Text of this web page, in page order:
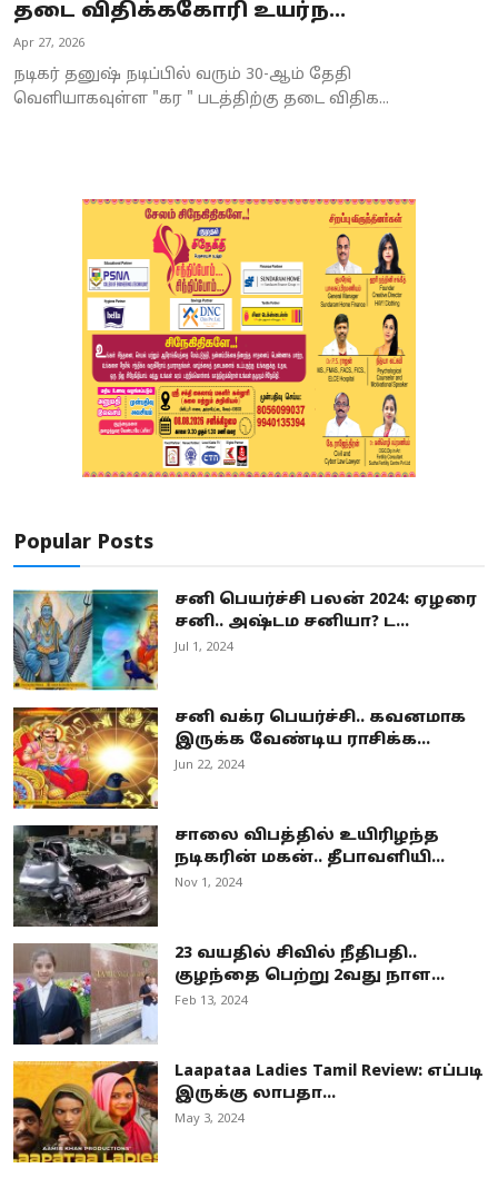
Spirituality
Weather
தடை விதிக்ககோரி உயர்ந...
Apr 27, 2026
நடிகர் தனுஷ் நடிப்பில் வரும் 30-ஆம் தேதி
வெளியாகவுள்ள "கர " படத்திற்கு தடை விதிக...
Popular Posts
சனி பெயர்ச்சி பலன் 2024: ஏழரை
சனி.. அஷ்டம சனியா? ட...
Jul 1, 2024
சனி வக்ர பெயர்ச்சி.. கவனமாக
இருக்க வேண்டிய ராசிக்க...
Jun 22, 2024
சாலை விபத்தில் உயிரிழந்த
நடிகரின் மகன்.. தீபாவளியி...
Nov 1, 2024
23 வயதில் சிவில் நீதிபதி..
குழந்தை பெற்று 2வது நாள...
Feb 13, 2024
Laapataa Ladies Tamil Review: எப்படி
இருக்கு லாபதா...
May 3, 2024